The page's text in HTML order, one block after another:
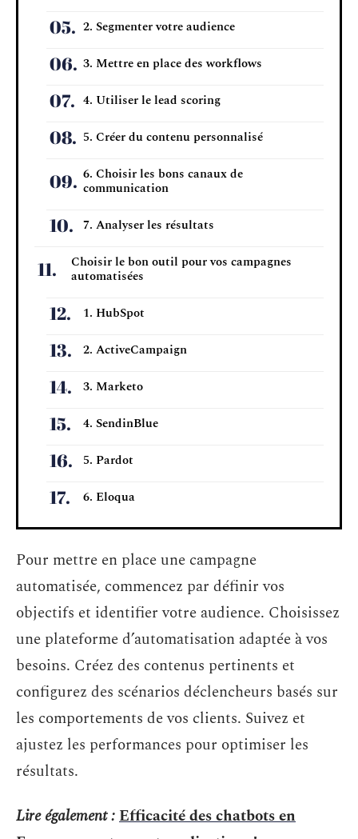
2. Segmenter votre audience
3. Mettre en place des workflows
4. Utiliser le lead scoring
5. Créer du contenu personnalisé
6. Choisir les bons canaux de
communication
7. Analyser les résultats
Choisir le bon outil pour vos campagnes
automatisées
1. HubSpot
2. ActiveCampaign
3. Marketo
4. SendinBlue
5. Pardot
6. Eloqua
Pour mettre en place une campagne
automatisée, commencez par définir vos
objectifs et identifier votre audience. Choisissez
une plateforme d’automatisation adaptée à vos
besoins. Créez des contenus pertinents et
configurez des scénarios déclencheurs basés sur
les comportements de vos clients. Suivez et
ajustez les performances pour optimiser les
résultats.
Lire également :Efficacité des chatbots en